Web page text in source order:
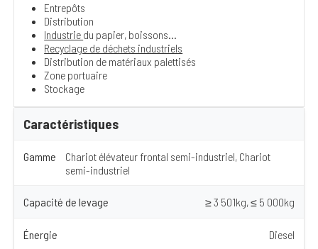
Caractéristiques
Gamme
Chariot élévateur frontal semi-industriel, Chariot
semi-industriel
Capacité de levage ≥ 3 501kg, ≤ 5 000kg
Énergie Diesel
Entrepôts
Distribution
Industrie du papier, boissons...
Recyclage de déchets industriels
Distribution de matériaux palettisés
Zone portuaire
Stockage